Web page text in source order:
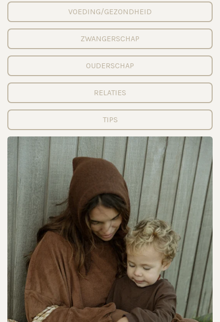
VOEDING/GEZONDHEID
ZWANGERSCHAP
OUDERSCHAP
RELATIES
TIPS